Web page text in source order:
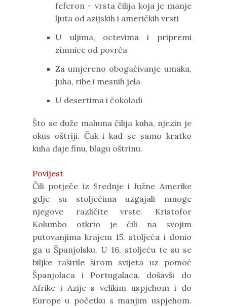
feferon – vrsta čilija koja je manje
ljuta od azijskih i američkih vrsti
U uljima, octevima i pripremi
zimnice od povrća
Za umjereno obogaćivanje umaka,
juha, ribe i mesnih jela
U desertima i čokoladi
Što se duže mahuna čilija kuha, njezin je
okus oštriji. Čak i kad se samo kratko
kuha daje finu, blagu oštrinu.
Povijest
Čili potječe iz Srednje i Južne Amerike
gdje su stoljećima uzgajali mnoge
njegove različite vrste. Kristofor
Kolumbo otkrio je čili na svojim
putovanjima krajem 15. stoljeća i donio
ga u Španjolsku. U 16. stoljeću te su se
biljke raširile širom svijeta uz pomoć
Španjolaca i Portugalaca, došavši do
Afrike i Azije s velikim uspjehom i do
Europe u početku s manjim uspjehom.